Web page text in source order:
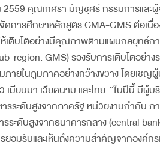
คุณเกศรา มัญชุศรี กรรมการและ
การศึกษาหลักสูตร CMA-GMS ต่อเนื่
ติบโตอย่างมีคุณภาพตามแผนกลยุทธ์ก
region: GMS) รองรับการเติบโตอย่า
ภายในภูมิภาคอย่างกว้างขวาง โดยเชิ
เมียนมา เวียดนาม และไทย “ในปีนี้ มี
รระดับสูงจากภาครัฐ หน่วยงานกำกับ
ระดับสูงจากธนาคารกลาง (central
ยอมรับและเห็นถึงความสำคัญจากองค์ก